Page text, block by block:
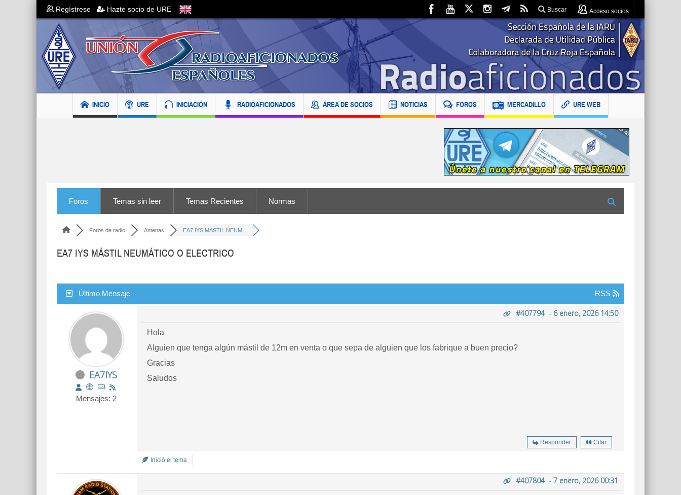
Regístrese Hazte socio de URE Buscar Acceso socios
INICIO URE INICIACIÓN RADIOAFICIONADOS ÁREA DE SOCIOS NOTICIAS FOROS MERCADILLO URE WEB
Foros Temas sin leer Temas Recientes Normas
Foros de radio Antenas EA7 IYS MÁSTIL NEUM...
EA7 IYS MÁSTIL NEUMÁTICO O ELECTRICO
Último Mensaje RSS
EA7IYS
Mensajes: 2
#407794- 6 enero, 2026 14:50
Hola
Alguien que tenga algún mástil de 12m en venta o que sepa de alguien que los fabrique a buen precio?
Gracias
Saludos
Responder Citar
Inició el tema
#407804- 7 enero, 2026 00:31